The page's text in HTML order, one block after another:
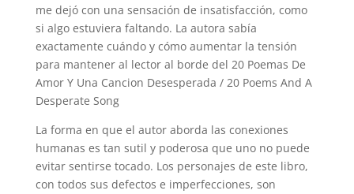
me dejó con una sensación de insatisfacción, como
si algo estuviera faltando. La autora sabía
exactamente cuándo y cómo aumentar la tensión
para mantener al lector al borde del 20 Poemas De
Amor Y Una Cancion Desesperada / 20 Poems And A
Desperate Song
La forma en que el autor aborda las conexiones
humanas es tan sutil y poderosa que uno no puede
evitar sentirse tocado. Los personajes de este libro,
con todos sus defectos e imperfecciones, son